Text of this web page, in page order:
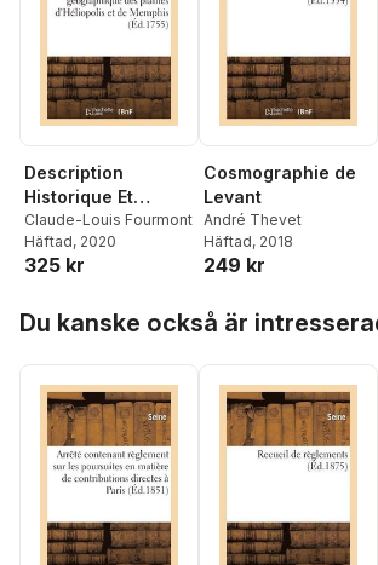
Description
Historique Et
Géographique Des
Plaines d'Héliopolis
Et de Memphis
Claude-Louis Fourmont
Häftad, 2020
325 kr
Cosmographie de
Levant
André Thevet
Häftad, 2018
249 kr
Du kanske också är